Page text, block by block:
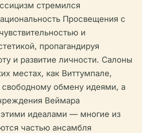
стремился
Просвещения с
и
пропагандируя
и развитие личности. Салоны
местах, как Виттумпале,
свободному обмену идеями, а
Веймара
идеалами — многие из
частью ансамбля